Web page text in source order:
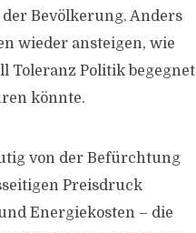
Bevölkerung. Anders
wieder ansteigen, wie
Toleranz Politik begegnet
könnte.
von der Befürchtung
Preisdruck
Energiekosten – die